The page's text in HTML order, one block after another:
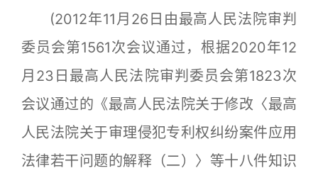
(2012年11月26日由最高人民法院审判
委员会第1561次会议通过，根据2020年12
月23日最高人民法院审判委员会第1823次
会议通过的《最高人民法院关于修改〈最高
人民法院关于审理侵犯专利权纠纷案件应用
法律若干问题的解释（二）〉等十八件知识